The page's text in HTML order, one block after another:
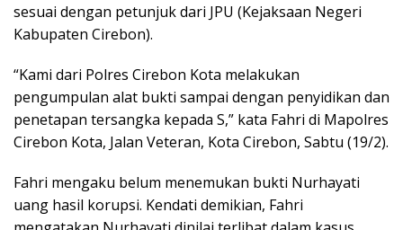
sesuai dengan petunjuk dari JPU (Kejaksaan Negeri
Kabupaten Cirebon).
“Kami dari Polres Cirebon Kota melakukan
pengumpulan alat bukti sampai dengan penyidikan dan
penetapan tersangka kepada S,” kata Fahri di Mapolres
Cirebon Kota, Jalan Veteran, Kota Cirebon, Sabtu (19/2).
Fahri mengaku belum menemukan bukti Nurhayati
uang hasil korupsi. Kendati demikian, Fahri